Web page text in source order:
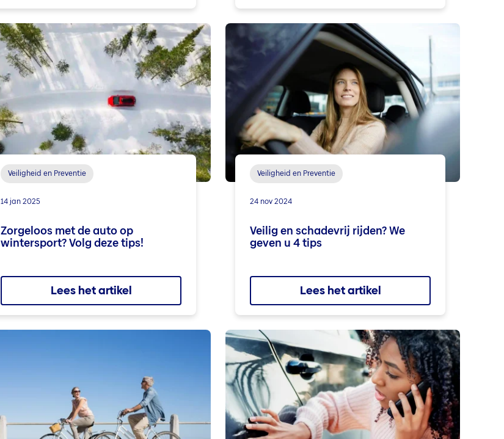
Zorgeloos met de auto op
wintersport? Volg deze tips!
Veiligheid en Preventie
14 jan 2025
Lees het artikel
Veilig en schadevrij rijden? We
geven u 4 tips
Veiligheid en Preventie
24 nov 2024
Lees het artikel